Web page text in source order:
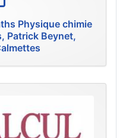
Physique chimie
Patrick Beynet,